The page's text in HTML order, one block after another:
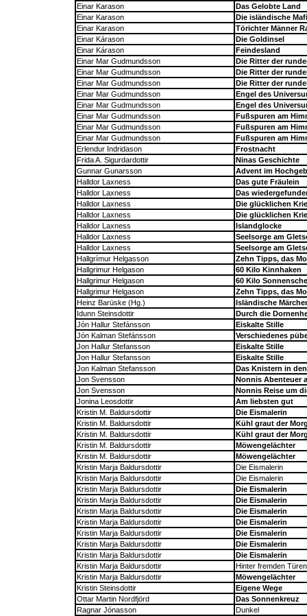
Einar Karason
Das Gelobte Land
Einar Karason
Die isländische
Einar Karason
Törichter Männer
Einar Kárason
Die Goldinsel
Einar Kárason
Feindesland
Einar Mar Gudmundsson
Die Ritter der
Einar Mar Gudmundsson
Die Ritter der
Einar Mar Gudmundsson
Die Ritter der
Einar Mar Gudmundsson
Engel des
Einar Mar Gudmundsson
Engel des
Einar Mar Gudmundsson
Fußspuren am
Einar Mar Gudmundsson
Fußspuren am
Einar Mar Gudmundsson
Fußspuren am
Erlendur Indridason
Frostnacht
Frida A. Sigurdardottir
Ninas Geschichte
Gunnar Gunarsson
Advent im
Halldor Laxness
Das gute Fräulein
Halldor Laxness
Das
Halldor Laxness
Die glücklichen
Halldor Laxness
Die glücklichen
Halldor Laxness
Islandglocke
Halldor Laxness
Seelsorge am
Halldor Laxness
Seelsorge am
Hallgrímur Helgasson
Zehn Tipps, das
Hallgrimur Helgason
60 Kilo Kinnhaken
Hallgrimur Helgason
60 Kilo
Hallgrimur Helgason
Zehn Tipps, das
Heinz Barüske (Hg.)
Isländische
Idunn Steinsdottir
Durch die
Jón Hallur Stefánsson
Eiskalte Stille
Jón Kalman Stefánsson
Verschiedenes
Jon Hallur Stefansson
Eiskalte Stille
Jon Hallur Stefansson
Eiskalte Stille
Jon Kalman Stefansson
Das Knistern in
Jon Svensson
Nonnis Abenteuer
Jon Svensson
Nonnis Reise um
Jonina Leosdottir
Am liebsten gut
Kristin M. Baldursdottir
Die Eismalerin
Kristin M. Baldursdottir
Kühl graut der
Kristin M. Baldursdottir
Kühl graut der
Kristin M. Baldursdottir
Möwengelächter
Kristin M. Baldursdottir
Möwengelächter
Kristin Marja Baldursdottir
Die Eismalerin
Kristin Marja Baldursdottir
Die Eismalerin
Kristin Marja Baldursdottir
Die Eismalerin
Kristin Marja Baldursdottir
Die Eismalerin
Kristin Marja Baldursdottir
Die Eismalerin
Kristin Marja Baldursdottir
Die Eismalerin
Kristin Marja Baldursdottir
Die Eismalerin
Kristin Marja Baldursdottir
Die Eismalerin
Kristin Marja Baldursdottir
Die Eismalerin
Kristin Marja Baldursdottir
Hinter fremden Türen
Kristin Marja Baldursdottir
Möwengelächter
Kristin Steinsdottir
Eigene Wege
Ottar Martin Nordfjörd
Das Sonnenkreuz
Ragnar Jónasson
Dunkel